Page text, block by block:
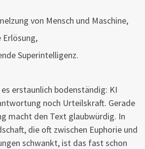
von Mensch und Maschine,
Superintelligenz.
erstaunlich bodenständig: KI
noch Urteilskraft. Gerade
macht den Text glaubwürdig. In
die oft zwischen Euphorie und
schwankt, ist das fast schon